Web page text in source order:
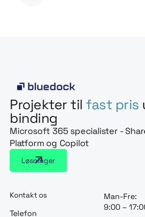
Projekter til fast pris
binding
Microsoft 365 specialister -
Platform og Copilot
Løsninger
Kontakt os
Telefon
Man-Fre:
9:00 –